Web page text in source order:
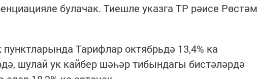
булачак. Тиешле указга ТР рәисе Рөстәм
пунктларында Тарифлар октябрьдә 13,4% ка
шулай ук кайбер шәһәр тибындагы бистәләрдә